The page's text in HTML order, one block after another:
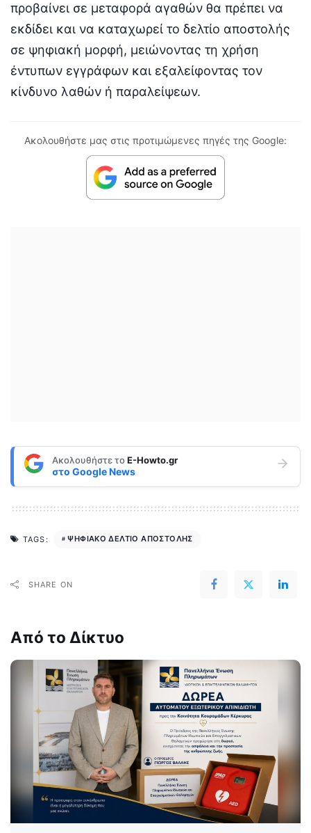
προβαίνει σε μεταφορά αγαθών θα πρέπει να
εκδίδει και να καταχωρεί το δελτίο αποστολής
σε ψηφιακή μορφή, μειώνοντας τη χρήση
έντυπων εγγράφων και εξαλείφοντας τον
κίνδυνο λαθών ή παραλείψεων.
Ακολουθήστε μας στις προτιμώμενες πηγές της Google:
Ακολουθήστε τοE-Howto.gr
στο Google News
TAGS: ΨΗΦΙΑΚΟ ΔΕΛΤΙΟ ΑΠΟΣΤΟΛΗΣ
SHARE ON
Από το Δίκτυο